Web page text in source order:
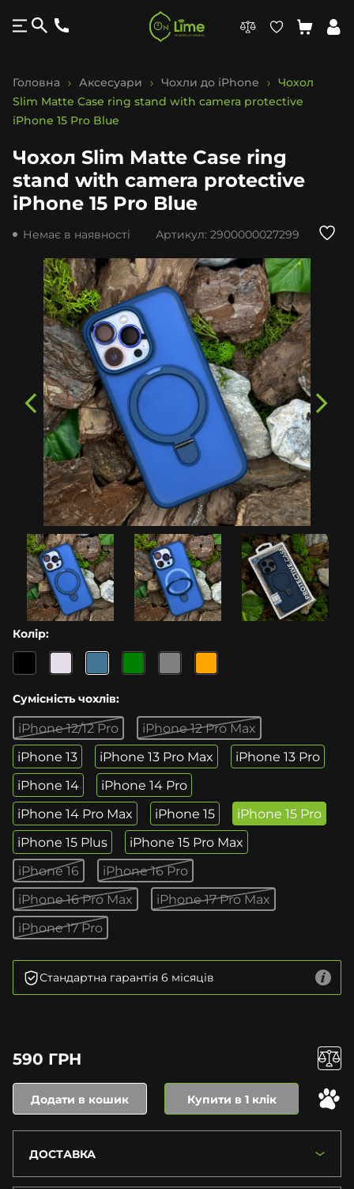
Головна Аксесуари Чохли до iPhone
Чохол
Slim Matte Case ring stand with camera protective
iPhone 15 Pro Blue
Чохол Slim Matte Case ring
stand with camera protective
iPhone 15 Pro Blue
Немає в наявності Артикул: 2900000027299
Колір:
Сумісність чохлів:
iPhone 12/12 Pro
iPhone 12 Pro Max
iPhone 13
iPhone 13 Pro Max
iPhone 13 Pro
iPhone 14
iPhone 14 Pro
iPhone 14 Pro Max
iPhone 15
iPhone 15 Pro
iPhone 15 Plus
iPhone 15 Pro Max
iPhone 16
iPhone 16 Pro
iPhone 16 Pro Max
iPhone 17 Pro Max
iPhone 17 Pro
Стандартна гарантія 6 місяців
590 ГРН
Додати в кошик Купити в 1 клік
ДОСТАВКА